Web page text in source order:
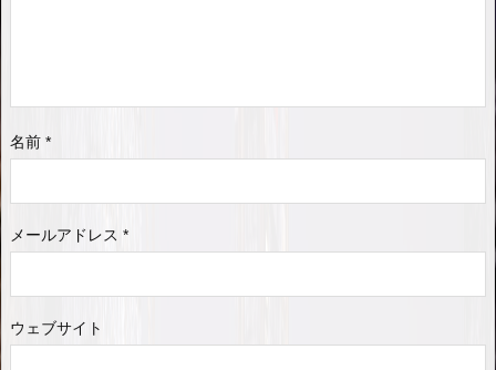
名前 *
メールアドレス *
ウェブサイト